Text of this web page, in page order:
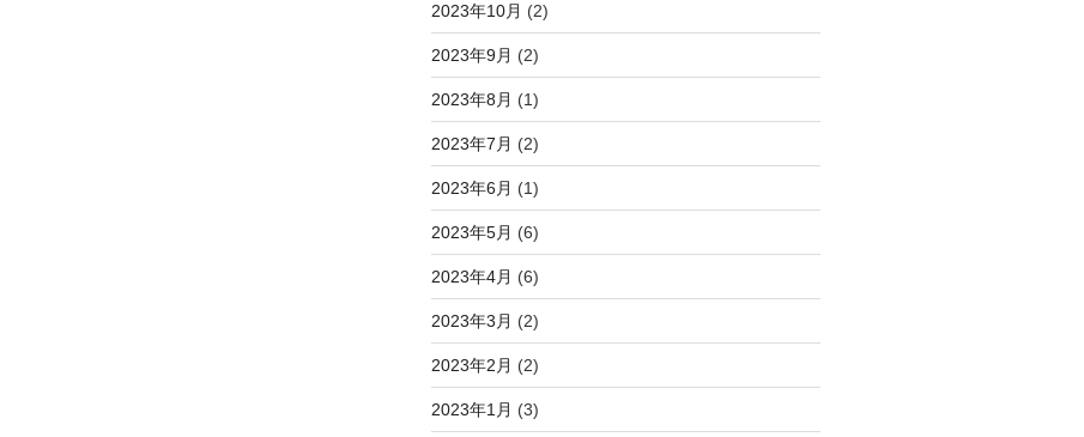
2023年10月 (2)
2023年9月 (2)
2023年8月 (1)
2023年7月 (2)
2023年6月 (1)
2023年5月 (6)
2023年4月 (6)
2023年3月 (2)
2023年2月 (2)
2023年1月 (3)